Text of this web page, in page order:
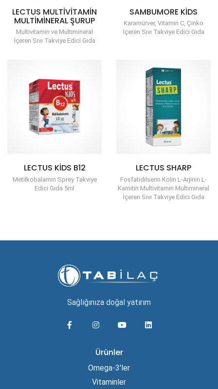
LECTUS MULTIVITAMIN
MULTIMINERAL ŞURUP
Multivitamin ve Multimineral
İçeren Sıvı Takviye Edici Gıda
SAMBUMORE KIDS
Karamürver, Vitamin C, Çinko
İçeren Sıvı Takviye Edici Gıda
LECTUS KIDS B12
Metilkobalamin Sprey Takviye
Edici Gıda 5ml
LECTUS SHARP
Fosfatidilserin Kolin L-Arjinin L-
Karnitin Multivitamin Multimineral
İçeren Sıvı Takviye Edici Gıda
Sağlığınıza doğal yatırım
Ürünler
Omega-3'ler
Vitaminler